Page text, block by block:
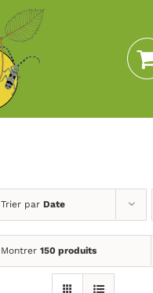
Trier par Date
Montrer 150 produits